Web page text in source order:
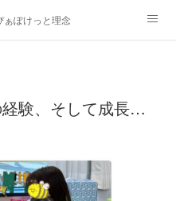
ぁぽけっと理念
験、そして成長…